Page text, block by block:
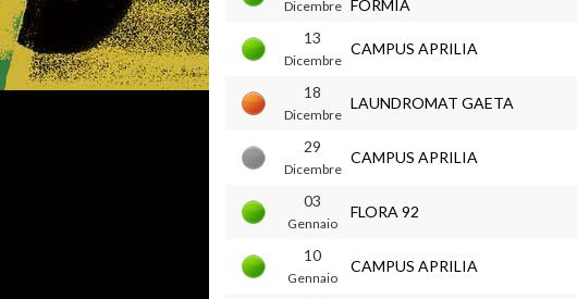
Dicembre FORMIA
13
Dicembre
CAMPUS APRILIA
18
Dicembre
LAUNDROMAT GAETA
29
Dicembre
CAMPUS APRILIA
03
Gennaio
FLORA 92
10
Gennaio
CAMPUS APRILIA